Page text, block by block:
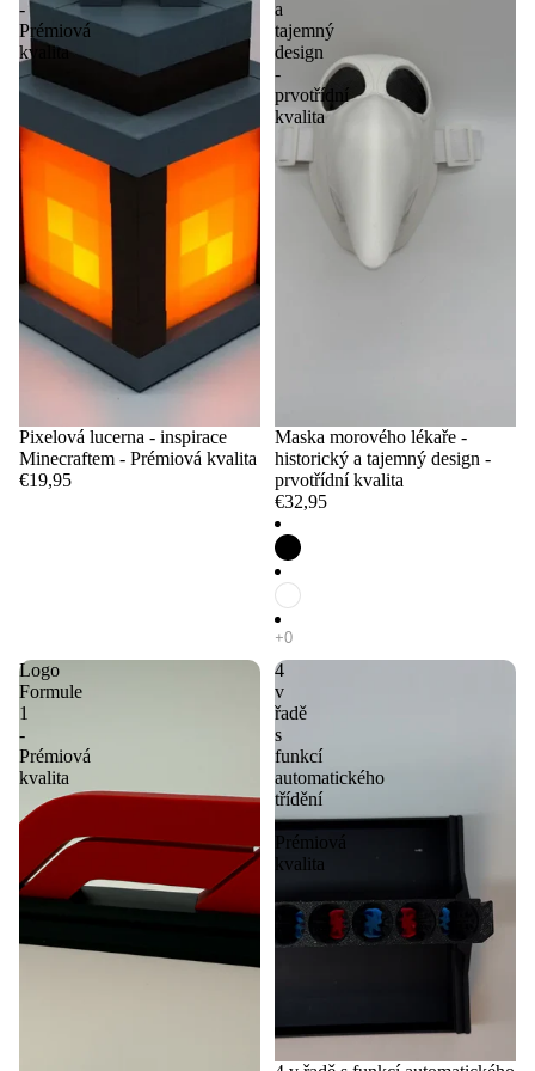
-
Prémiová
kvalita
Pixelová lucerna - inspirace
Minecraftem - Prémiová kvalita
€19,95
a
tajemný
design
-
prvotřídní
kvalita
Maska morového lékaře -
historický a tajemný design -
prvotřídní kvalita
€32,95
Logo
Formule
1
-
Prémiová
kvalita
4
v
řadě
s
funkcí
automatického
třídění
-
Prémiová
kvalita